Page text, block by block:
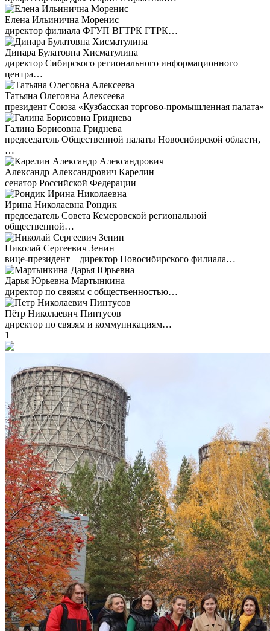
Елена Ильинична Моренис
директор филиала ФГУП ВГТРК ГТРК…
Динара Булатовна Хисматулина
директор Сибирского регионального информационного
центра…
Татьяна Олеговна Алексеева
президент Союза «Кузбасская торгово-промышленная палата»
Галина Борисовна Гриднева
председатель Общественной палаты Новосибирской области,
…
Александр Александрович Карелин
сенатор Российской Федерации
Ирина Николаевна Рондик
председатель Совета Кемеровской региональной
общественной…
Николай Сергеевич Зенин
вице-президент – директор Новосибирского филиала…
Дарья Юрьевна Мартынкина
директор по связям с общественностью…
Пётр Николаевич Пинтусов
директор по связям и коммуникациям…
1